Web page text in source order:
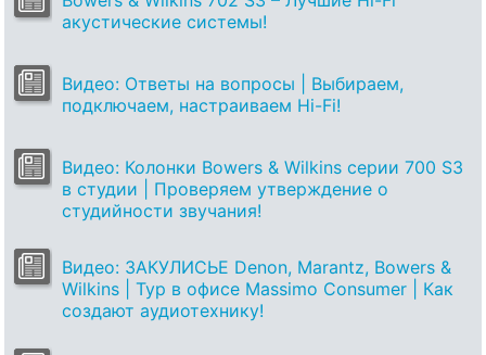
акустические системы!
Видео: Ответы на вопросы | Выбираем,
подключаем, настраиваем Hi-Fi!
Видео: Колонки Bowers & Wilkins серии 700 S3
в студии | Проверяем утверждение о
студийности звучания!
Видео: ЗАКУЛИСЬЕ Denon, Marantz, Bowers &
Wilkins | Тур в офисе Massimo Consumer | Как
создают аудиотехнику!